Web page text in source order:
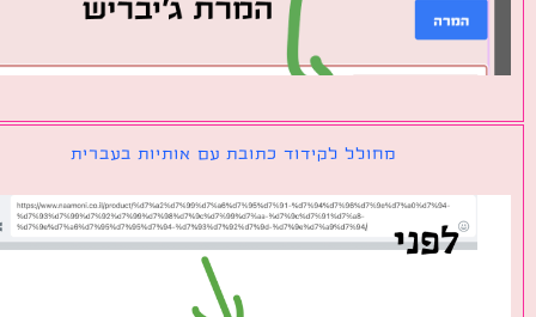
מחולל לקידוד כתובת עם אותיות בעברית